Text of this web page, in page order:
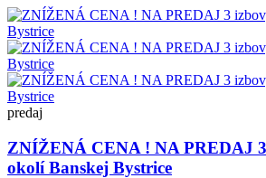
predaj
ZNÍŽENÁ CENA ! NA PREDAJ
okolí Banskej Bystrice